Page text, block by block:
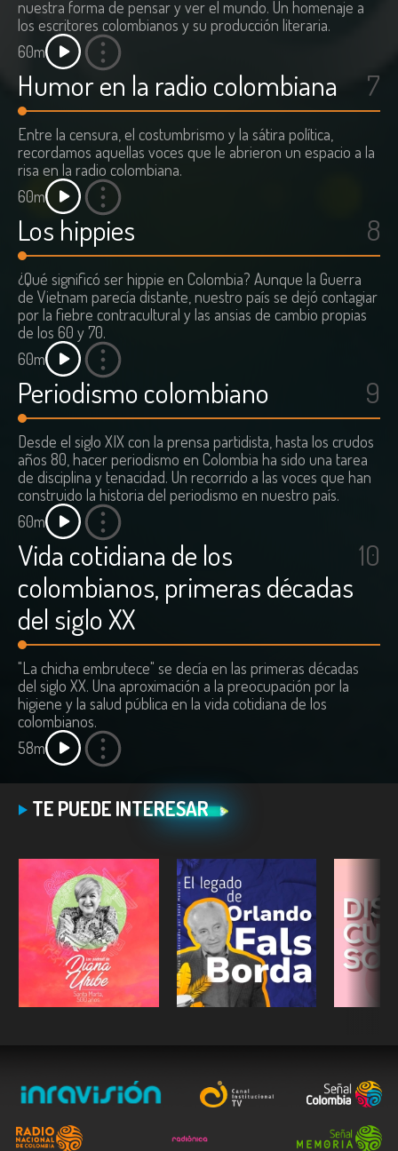
nuestra forma de pensar y ver el mundo. Un homenaje a
los escritores colombianos y su producción literaria.
60m
Humor en la radio colombiana 7
Entre la censura, el costumbrismo y la sátira política,
recordamos aquellas voces que le abrieron un espacio a la
risa en la radio colombiana.
60m
Los hippies 8
¿Qué significó ser hippie en Colombia? Aunque la Guerra
de Vietnam parecía distante, nuestro país se dejó contagiar
por la fiebre contracultural y las ansias de cambio propias
de los 60 y 70.
60m
Periodismo colombiano 9
Desde el siglo XIX con la prensa partidista, hasta los crudos
años 80, hacer periodismo en Colombia ha sido una tarea
de disciplina y tenacidad. Un recorrido a las voces que han
construido la historia del periodismo en nuestro país.
60m
Vida cotidiana de los
colombianos, primeras décadas
del siglo XX
10
"La chicha embrutece" se decía en las primeras décadas
del siglo XX. Una aproximación a la preocupación por la
higiene y la salud pública en la vida cotidiana de los
colombianos.
58m
TE PUEDE INTERESAR